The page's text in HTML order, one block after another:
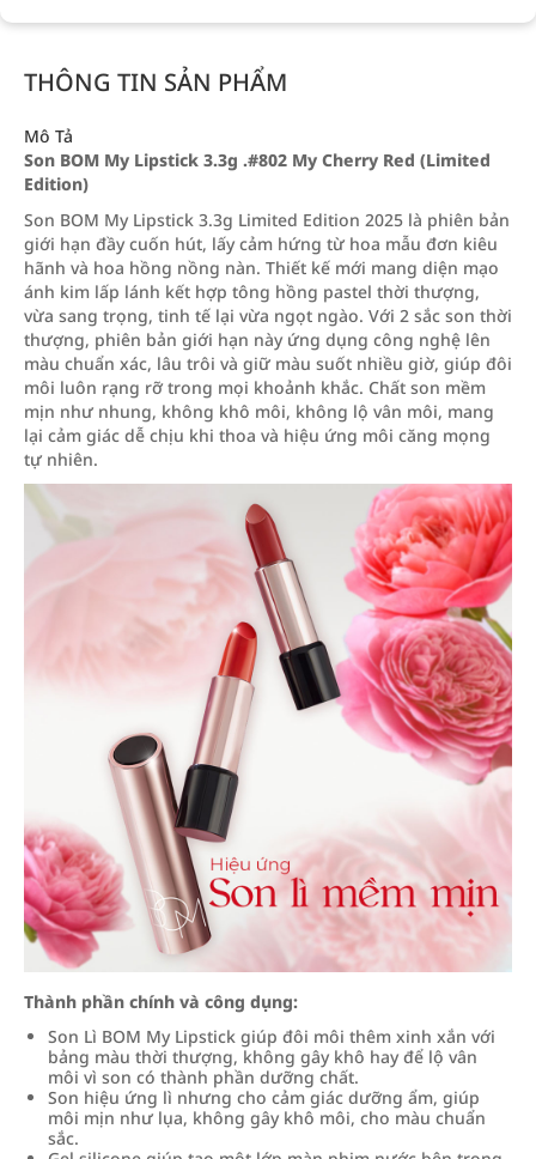
THÔNG TIN SẢN PHẨM
Mô Tả
Son BOM My Lipstick 3.3g .#802 My Cherry Red (Limited
Edition)
Son BOM My Lipstick 3.3g Limited Edition 2025 là phiên bản
giới hạn đầy cuốn hút, lấy cảm hứng từ hoa mẫu đơn kiêu
hãnh và hoa hồng nồng nàn. Thiết kế mới mang diện mạo
ánh kim lấp lánh kết hợp tông hồng pastel thời thượng,
vừa sang trọng, tinh tế lại vừa ngọt ngào. Với 2 sắc son thời
thượng, phiên bản giới hạn này ứng dụng công nghệ lên
màu chuẩn xác, lâu trôi và giữ màu suốt nhiều giờ, giúp đôi
môi luôn rạng rỡ trong mọi khoảnh khắc. Chất son mềm
mịn như nhung, không khô môi, không lộ vân môi, mang
lại cảm giác dễ chịu khi thoa và hiệu ứng môi căng mọng
tự nhiên.
Thành phần chính và công dụng:
Son Lì BOM My Lipstick giúp đôi môi thêm xinh xắn với
bảng màu thời thượng, không gây khô hay để lộ vân
môi vì son có thành phần dưỡng chất.
Son hiệu ứng lì nhưng cho cảm giác dưỡng ẩm, giúp
môi mịn như lụa, không gây khô môi, cho màu chuẩn
sắc.